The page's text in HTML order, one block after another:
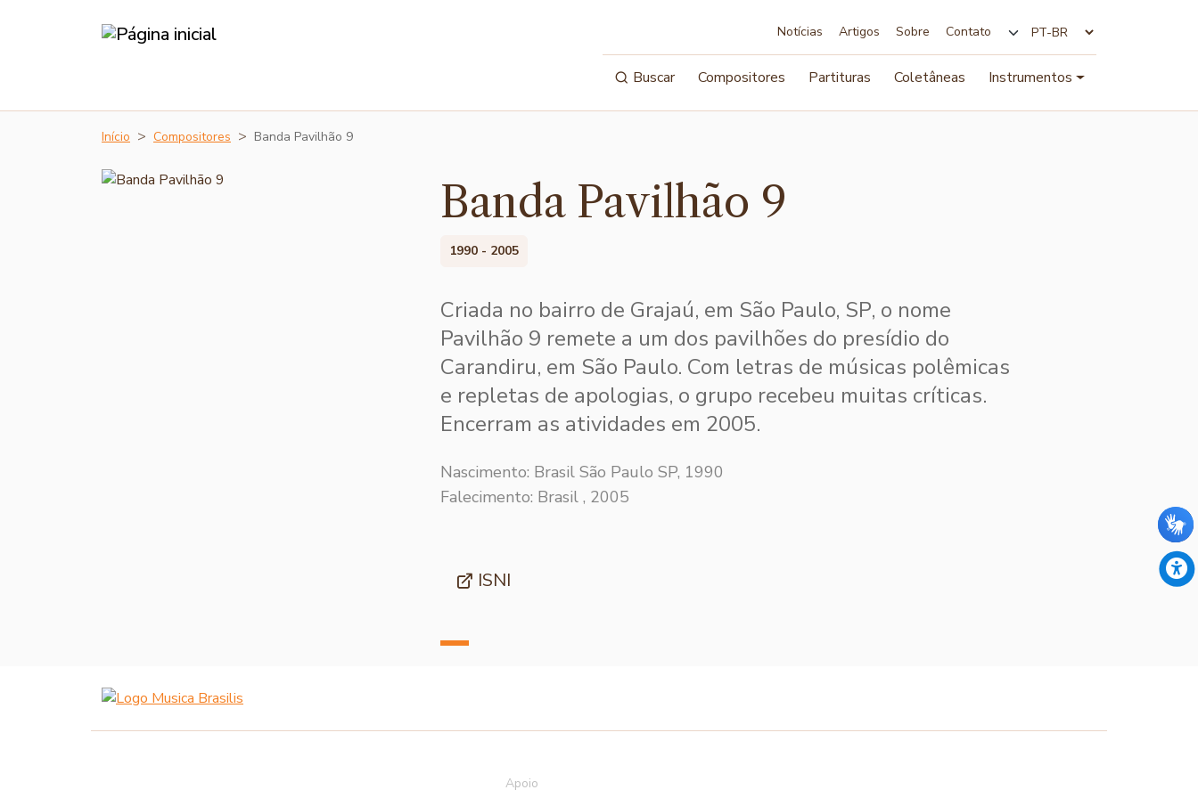
Notícias Artigos Sobre Contato
Buscar Compositores Partituras Coletâneas Instrumentos
Início Compositores Banda Pavilhão 9
Banda Pavilhão 9
1990 - 2005
Criada no bairro de Grajaú, em São Paulo, SP, o nome
Pavilhão 9 remete a um dos pavilhões do presídio do
Carandiru, em São Paulo. Com letras de músicas polêmicas
e repletas de apologias, o grupo recebeu muitas críticas.
Encerram as atividades em 2005.
Nascimento: Brasil São Paulo SP, 1990
Falecimento: Brasil , 2005
ISNI
Apoio